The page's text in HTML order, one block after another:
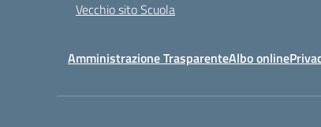
Vecchio sito Scuola
Amministrazione TrasparenteAlbo online